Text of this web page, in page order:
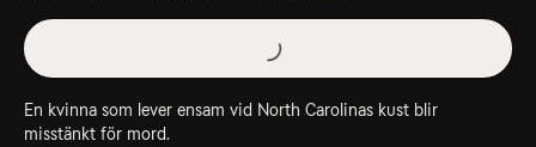
En kvinna som lever ensam vid North Carolinas kust blir
misstänkt för mord.